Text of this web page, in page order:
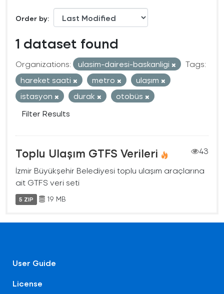
Order by
1 dataset found
Organizations: ulasim-dairesi-baskanligi
Tags:
hareket saati
metro
ulaşım
istasyon
durak
otobüs
Filter Results
Toplu Ulaşım GTFS Verileri
43
İzmir Büyükşehir Belediyesi toplu ulaşım araçlarına
ait GTFS veri seti
5 ZIP 19 MB
User Guide
License